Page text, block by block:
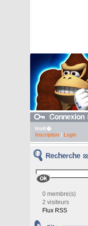
Invit�
Inscription| Login
0 membre(s)
2 visiteurs
Flux RSS